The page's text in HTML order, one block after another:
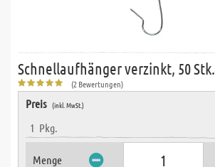
Schnellaufhänger verzinkt, 50 Stk.
(2 Bewertungen)
Preis (inkl. MwSt.)
1 Pkg.
Menge